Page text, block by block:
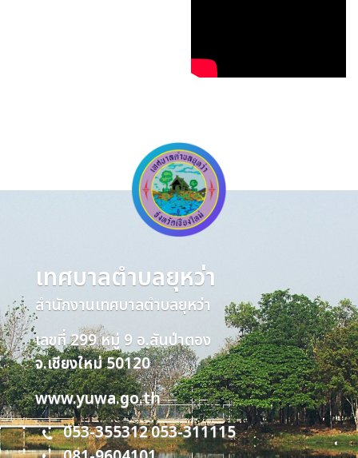
เทศบาลตำบลยุหว่า
สำนักงานเทศบาลตำบลยุหว่า
เลขที่ 299 หมู่ 9 อ.สันป่าตอง
จ.เชียงใหม่ 50120
www.yuwa.go.th
053-355312,053-311115